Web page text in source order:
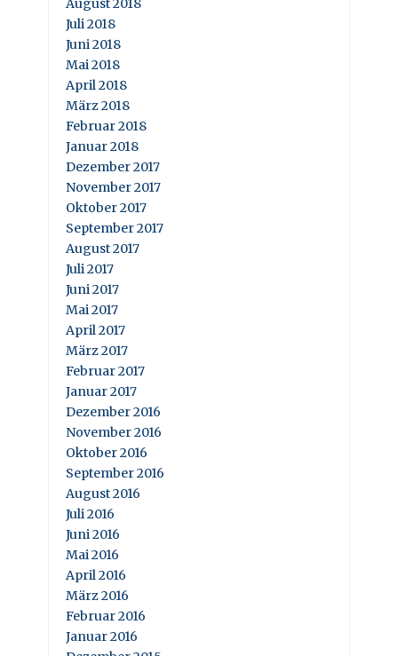
August 2018
Juli 2018
Juni 2018
Mai 2018
April 2018
März 2018
Februar 2018
Januar 2018
Dezember 2017
November 2017
Oktober 2017
September 2017
August 2017
Juli 2017
Juni 2017
Mai 2017
April 2017
März 2017
Februar 2017
Januar 2017
Dezember 2016
November 2016
Oktober 2016
September 2016
August 2016
Juli 2016
Juni 2016
Mai 2016
April 2016
März 2016
Februar 2016
Januar 2016